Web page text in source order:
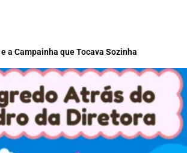
a Campainha que Tocava Sozinha